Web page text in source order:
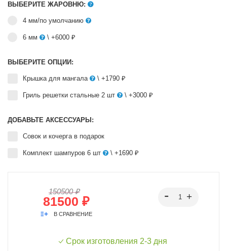
ВЫБЕРИТЕ ЖАРОВНЮ:
4 мм/по умолчанию
6 мм \ +6000 ₽
ВЫБЕРИТЕ ОПЦИИ:
Крышка для мангала \ +1790 ₽
Гриль решетки стальные 2 шт \ +3000 ₽
ДОБАВЬТЕ АКСЕССУАРЫ:
Совок и кочерга в подарок
Комплект шампуров 6 шт \ +1690 ₽
150500 ₽
81500 ₽
В СРАВНЕНИЕ
Срок изготовления 2-3 дня